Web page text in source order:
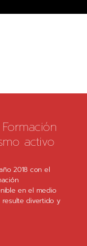
activo
2018 con el
en el medio
resulte divertido y